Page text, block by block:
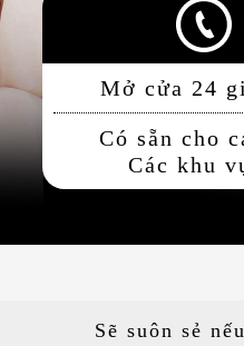
Mở cửa 24
Có sẵn cho
Các khu
Sẽ suôn sẻ